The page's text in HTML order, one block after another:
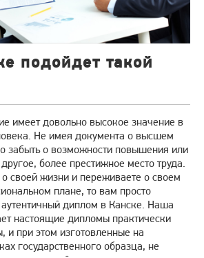
подойдет такой
имеет довольно высокое значение в
Не имея документа о высшем
забыть о возможности повышения или
более престижное место труда.
о своей жизни и переживаете о своем
плане, то вам просто
диплом в Канске. Наша
настоящие дипломы практически
и при этом изготовленные на
государственного образца, не